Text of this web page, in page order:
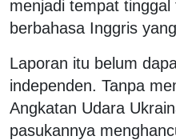
menjadi tempat
berbahasa Inggris
Laporan itu belum
independen. Tanpa
Angkatan Udara
pasukannya